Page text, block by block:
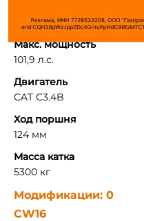
4-тактный дизель ...
Макс. мощность
101,9 л.с.
Двигатель
CAT C3.4B
Ход поршня
124 мм
Масса катка
5300 кг
Модификации: 0
CW16